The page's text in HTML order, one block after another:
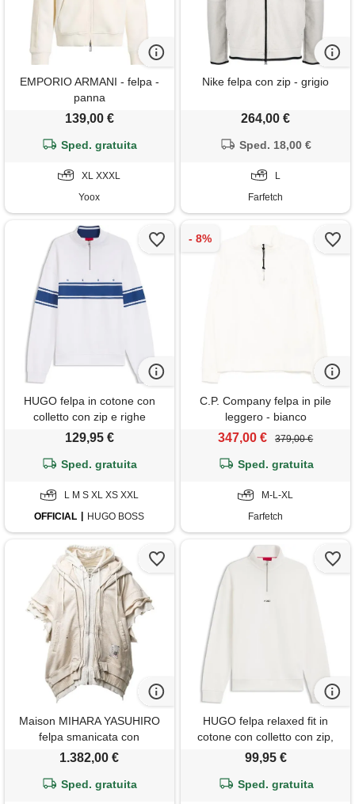
EMPORIO ARMANI - felpa -
panna
139,00 €
Sped. gratuita
XL XXXL
Yoox
Nike felpa con zip - grigio
264,00 €
Sped. 18,00 €
L
Farfetch
HUGO felpa in cotone con
colletto con zip e righe
stampate, bianco / blu
129,95 €
Sped. gratuita
L M S XL XS XXL
OFFICIAL
HUGO BOSS
C.P. Company felpa in pile
leggero - bianco
347,00 € 379,00 €
Sped. gratuita
M-L-XL
Farfetch
Maison MIHARA YASUHIRO
felpa smanicata con
cappuccio - toni neutri
1.382,00 €
Sped. gratuita
HUGO felpa relaxed fit in
cotone con colletto con zip,
bianco
99,95 €
Sped. gratuita